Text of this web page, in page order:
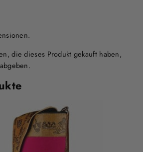
die dieses Produkt gekauft haben,